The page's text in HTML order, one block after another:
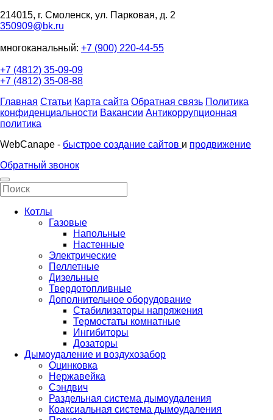
214015, г. Смоленск, ул. Парковая, д. 2
350909@bk.ru
многоканальный: +7 (900) 220-44-55
+7 (4812) 35-09-09
+7 (4812) 35-08-88
Главная Статьи Карта сайта Обратная связь Политика
конфиденциальности Вакансии Антикоррупционная
политика
WebCanape - быстрое создание сайтов и продвижение
Обратный звонок
Котлы
Газовые
Напольные
Настенные
Электрические
Пеллетные
Дизельные
Твердотопливные
Дополнительное оборудование
Стабилизаторы напряжения
Термостаты комнатные
Ингибиторы
Дозаторы
Дымоудаление и воздухозабор
Оцинковка
Нержавейка
Сэндвич
Раздельная система дымоудаления
Коаксиальная система дымоудаления